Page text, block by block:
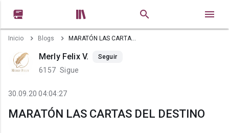
 
Inicio Blogs MARATÓN LAS CARTAS DEL DESTINO
Merly Felix V. Seguir
6157 Sigue
30.09.20 04:04:27
MARATÓN LAS CARTAS DEL DESTINO